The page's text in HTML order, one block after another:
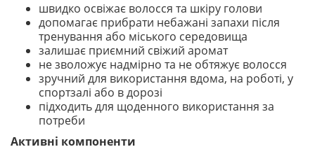
швидко освіжає волосся та шкіру голови
допомагає прибрати небажані запахи після
тренування або міського середовища
залишає приємний свіжий аромат
не зволожує надмірно та не обтяжує волосся
зручний для використання вдома, на роботі, у
спортзалі або в дорозі
підходить для щоденного використання за
потреби
Активні компоненти